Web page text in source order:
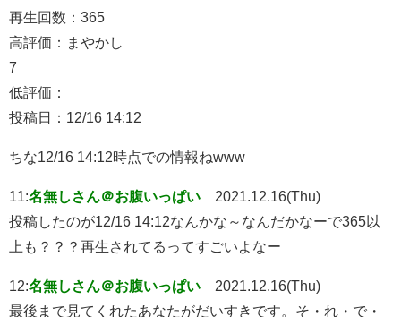
再生回数：365
高評価：まやかし
7
低評価：
投稿日：12/16 14:12
ちな12/16 14:12時点での情報ねwww
11:名無しさん＠お腹いっぱい
2021.12.16(Thu)
投稿したのが12/16 14:12なんかな～なんだかなーで365以
上も？？？再生されてるってすごいよなー
12:名無しさん＠お腹いっぱい
2021.12.16(Thu)
最後まで見てくれたあなたがだいすきです。そ・れ・で・